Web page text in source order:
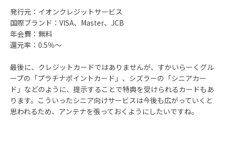
発行元：イオンクレジットサービス
国際ブランド：VISA、Master、JCB
年会費：無料
還元率：0.5％～
最後に、クレジットカードではありませんが、すかいらーくグル
ープの「プラチナポイントカード」、シズラーの「シニアカー
ド」などのように、提示することで特典を受けられるカードもあ
ります。こういったシニア向けサービスは今後も広がっていくと
思われるため、アンテナを張っておくようにしたいですね。